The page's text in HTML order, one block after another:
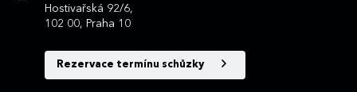
Hostivařská 92/6,
102 00, Praha 10
Rezervace termínu schůzky